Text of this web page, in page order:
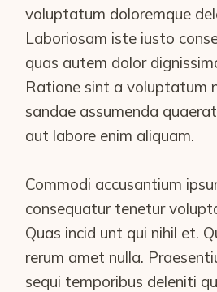
voluptatum doloremque
Laboriosam iste iusto
quas autem dolor
Ratione sint a voluptatum
sandae assumenda
aut labore enim aliquam.
Commodi accusantium
consequatur tenetur
Quas incid unt qui nihil et.
rerum amet nulla.
sequi temporibus deleniti